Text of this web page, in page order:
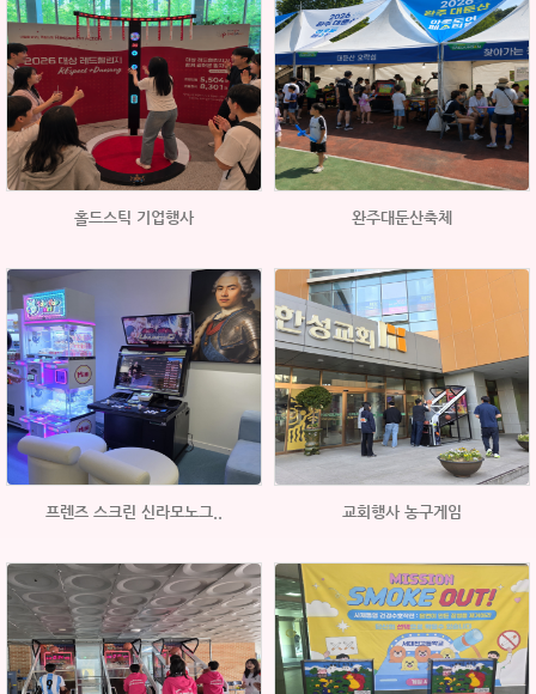
홀드스틱 기업행사 완주대둔산축체
프렌즈 스크린 신라모노그.. 교회행사 농구게임